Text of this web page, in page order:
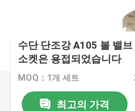
수단 단조강 A105 볼 밸
소켓은 용접되었습니다
MOQ：1개 세트
최고의 가격